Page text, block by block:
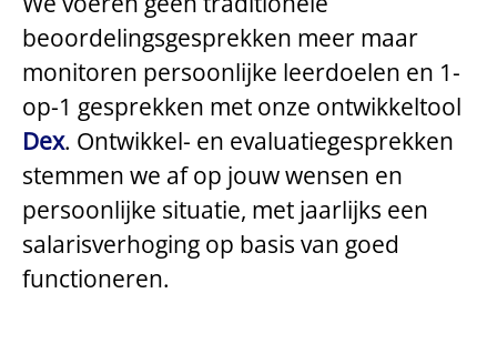
beoordelingsgesprekken meer maar
monitoren persoonlijke leerdoelen en 1-
op-1 gesprekken met onze ontwikkeltool
Dex. Ontwikkel- en evaluatiegesprekken
stemmen we af op jouw wensen en
persoonlijke situatie, met jaarlijks een
salarisverhoging op basis van goed
functioneren.